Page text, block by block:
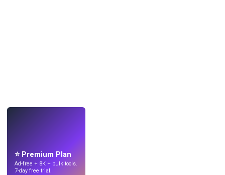
⭐ Premium Plan
Ad-free + 8K + bulk tools.
7-day free trial.